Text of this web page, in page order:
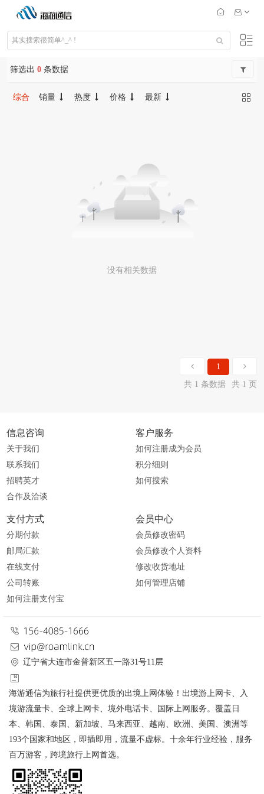
筛选出 0 条数据
综合 销量 热度 价格 最新
没有相关数据
1
共 1 条数据
共 1 页
信息咨询
关于我们
联系我们
招聘英才
合作及洽谈
客户服务
如何注册成为会员
积分细则
如何搜索
支付方式
分期付款
邮局汇款
在线支付
公司转账
如何注册支付宝
会员中心
会员修改密码
会员修改个人资料
修改收货地址
如何管理店铺
辽宁省大连市金普新区五一路31号11层
海游通信为旅行社提供更优质的出境上网体验！出境游上网卡、入
境游流量卡、全球上网卡、境外电话卡、国际上网服务。覆盖日
本、韩国、泰国、新加坡、马来西亚、越南、欧洲、美国、澳洲等
193个国家和地区，即插即用，流量不虚标。十余年行业经验，服务
百万游客，跨境旅行上网首选。